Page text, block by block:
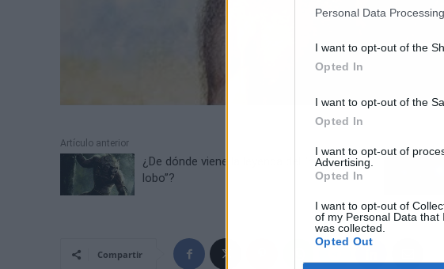
Personal Data
I want to opt-out of the
Opted In
I want to opt-out of the
Opted In
I want to opt-out of
Advertising.
Opted In
I want to opt-out of
of my Personal Data that
was collected.
Opted Out
Artículo anterior
¿De dónde viene la leyenda del “hombre
lobo”?
Compartir